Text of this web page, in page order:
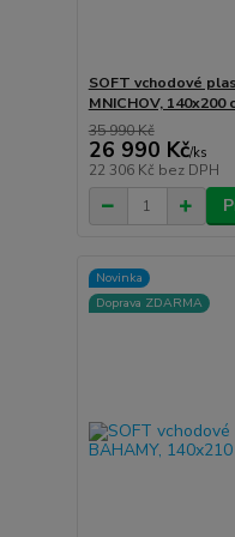
SOFT vchodové
MNICHOV, 140x200
35 990 Kč
26 990 Kč/ks
22 306 Kč bez DPH
Novinka
Doprava ZDARMA